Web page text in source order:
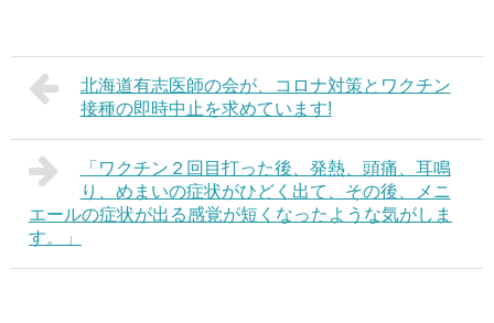
北海道有志医師の会が、コロナ対策とワクチン
接種の即時中止を求めています!
「ワクチン２回目打った後、発熱、頭痛、耳鳴
り、めまいの症状がひどく出て、その後、メニ
エールの症状が出る感覚が短くなったような気がしま
す。」